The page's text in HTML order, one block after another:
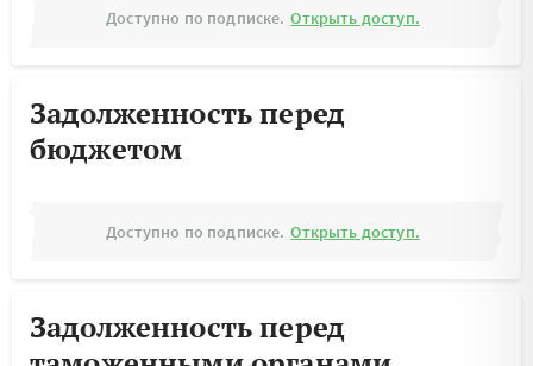
Доступно по подписке. Открыть доступ.
Задолженность перед
бюджетом
Доступно по подписке. Открыть доступ.
Задолженность перед